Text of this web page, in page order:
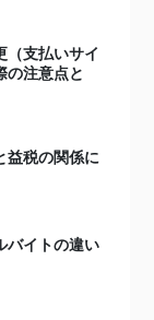
（支払いサイ
の注意点と
益税の関係に
バイトの違い